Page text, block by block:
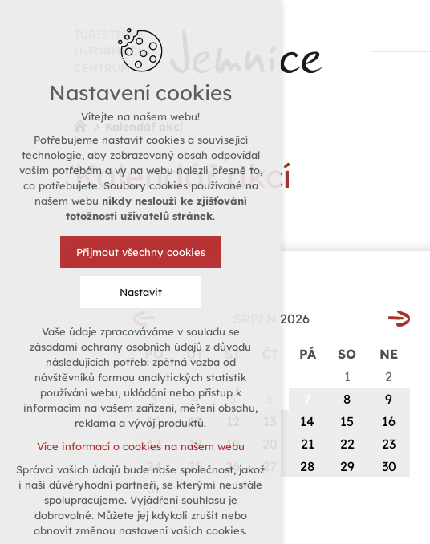
TURISTICKÉ
INFORMAČNÍ
CENTRUM
Kalendář akcí
SRPEN 2026
PO ÚT ST PÁ SO
NE
1
2
3
4 5 8
9
10
11 14 15
16
17
18 19 21 22
23
24
25 26 27 28 29
30
31
Nastavení cookies
Vítejte na našem webu!
Potřebujeme nastavit cookies a související
technologie, aby zobrazovaný obsah odpovídal
vašim potřebám a vy na webu nalezli přesně to,
co potřebujete. Soubory cookies používané na
našem webu nikdy neslouží ke zjišťování
totožnosti uživatelů stránek.
Přijmout všechny cookies
Nastavit
Technická cookies
nutná pro provozování webu
udržení kontextu stránek (session):
případná přihlášení, volby jazyka, apod.
Volitelná cookies
vyhodnocení návštěvnosti
marketingová cookies (Google)
Více informací o cookies na našem webu
Vaše údaje zpracováváme v souladu se
zásadami ochrany osobních údajů z důvodu
následujících potřeb: zpětná vazba od
návštěvníků formou analytických statistik
používání webu, ukládání nebo přístup k
informacím na vašem zařízení, měření obsahu,
reklama a vývoj produktů.
Více informací o cookies na našem webu
Správci vašich údajů bude naše společnost, jakož
i naši důvěryhodní partneři, se kterými neustále
spolupracujeme. Vyjádření souhlasu je
dobrovolné. Můžete jej kdykoli zrušit nebo
obnovit změnou nastavení vašich cookies.